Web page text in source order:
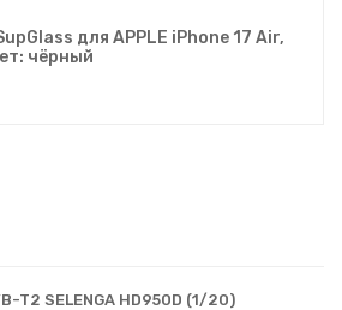
для APPLE iPhone 17 Air,
чёрный
T2 SELENGA HD950D (1/20)